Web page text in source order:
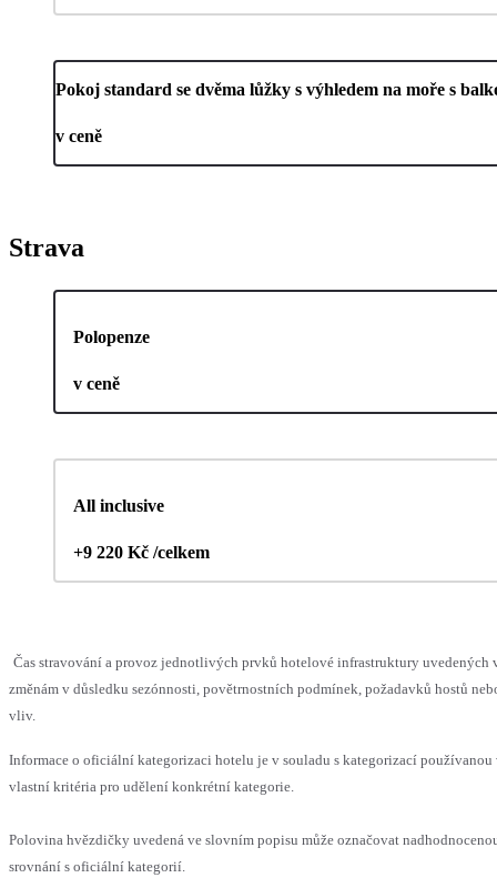
Pokoj standard se dvěma lůžky s výhledem na moře s
v ceně
Strava
Polopenze
v ceně
All inclusive
+9 220 Kč /celkem
Čas stravování a provoz jednotlivých prvků hotelové infrastruktury uvedených
změnám v důsledku sezónnosti, povětrnostních podmínek, požadavků hostů
vliv.
Informace o oficiální kategorizaci hotelu je v souladu s kategorizací používanou
vlastní kritéria pro udělení konkrétní kategorie.
Polovina hvězdičky uvedená ve slovním popisu může označovat
srovnání s oficiální kategorií.